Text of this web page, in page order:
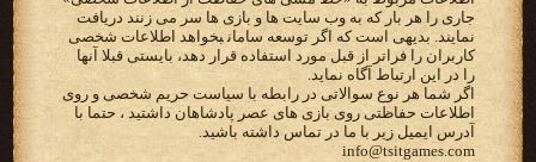
جاری را هر بار که به وب سایت ها و بازی ها سر‬ ‫می زنند دریافت
نمایند. بدیهی است که اگر ‪ توسعه سامان‬بخواهد اطلاعات شخصی
کاربران را فراتر از قبل مورد استفاده قرار‬ ‫دهد، بایستی قبلا آنها
را در این ارتباط آگاه نماید.‬
اگر شما هر نوع سوالاتی در رابطه با سیاست حریم شخصی و روی
اطلاعات حفاظتی روی بازی های عصر پادشاهان داشتید ، حتما با
آدرس ایمیل زیر با ما در تماس داشته باشید.
info@tsitgames.com